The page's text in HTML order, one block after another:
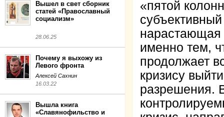
Вышел в свет сборник
статей «Православный
социализм»
28.06.25
Почему я выхожу из
Левого фронта
Алексей Сахнин
16.03.22
Вышла книга
«Славянофильство и
«пятой
нарастающая
именно тем,
продолжает
кризису
разрешения.